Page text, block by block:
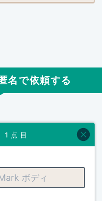
名で依頼する
1点目